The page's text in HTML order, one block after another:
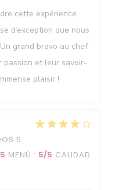
cette expérience
d’exception que nous
grand bravo au chef
passion et leur savoir-
plaisir !
5
MENÚ : 5/5 CALIDAD